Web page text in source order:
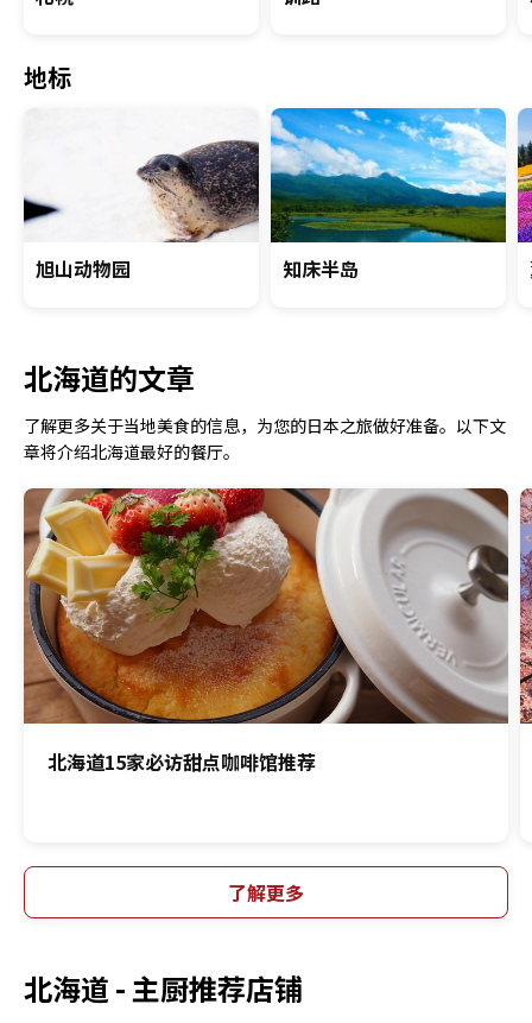
地标
旭山动物园 知床半岛
北海道的文章
了解更多关于当地美食的信息，为您的日本之旅做好准备。以下文
章将介绍北海道最好的餐厅。
北海道15家必访甜点咖啡馆推荐
了解更多
北海道 -主厨推荐店铺